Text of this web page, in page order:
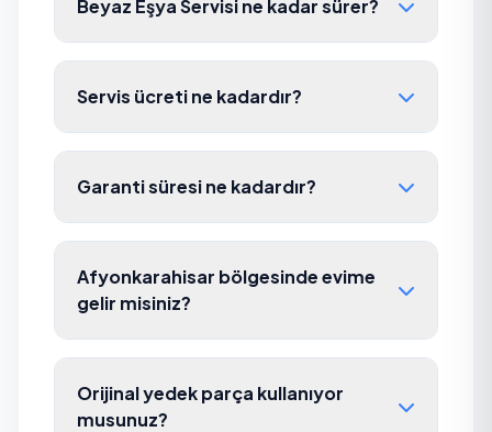
Beyaz Eşya Servisi ne kadar sürer?
Servis ücreti ne kadardır?
Garanti süresi ne kadardır?
Afyonkarahisar bölgesinde evime
gelir misiniz?
Orijinal yedek parça kullanıyor
musunuz?